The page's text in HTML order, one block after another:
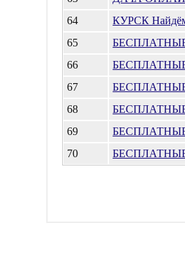
64
КУРСК
65
66
БЕСПЛАТНЫЕ
67
68
69
70